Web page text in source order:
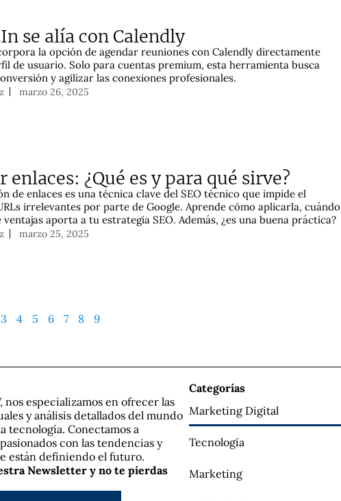
se alía con Calendly
la opción de agendar reuniones con Calendly directamente
de usuario. Solo para cuentas premium, esta herramienta busca
y agilizar las conexiones profesionales.
marzo 26, 2025
enlaces: ¿Qué es y para qué sirve?
de enlaces es una técnica clave del SEO técnico que impide el
irrelevantes por parte de Google. Aprende cómo aplicarla, cuándo
ventajas aporta a tu estrategia SEO. Además, ¿es una buena práctica?
marzo 25, 2025
3 4 5 6 7 8 9
, nos especializamos en ofrecer las
y análisis detallados del mundo
tecnología. Conectamos a
con las tendencias y
están definiendo el futuro.
Newsletter y no te pierdas
Categorías
Marketing Digital
Tecnología
Marketing